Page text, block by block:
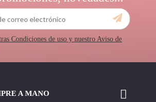
Condiciones de uso y nuestro Aviso de
A MANO 